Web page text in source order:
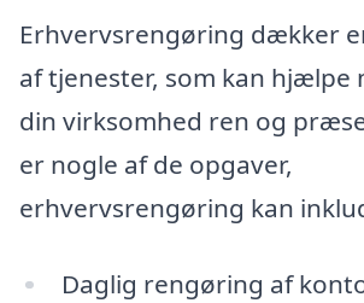
Erhvervsrengøring dækker
af tjenester, som kan hjælpe
din virksomhed ren og
er nogle af de opgaver,
erhvervsrengøring kan
Daglig rengøring af